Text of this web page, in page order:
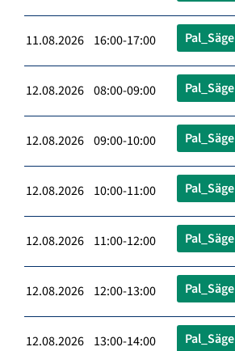
11.08.2026 16:00-17:00 Pal_Säge
12.08.2026 08:00-09:00 Pal_Säge
12.08.2026 09:00-10:00 Pal_Säge
12.08.2026 10:00-11:00 Pal_Säge
12.08.2026 11:00-12:00 Pal_Säge
12.08.2026 12:00-13:00 Pal_Säge
12.08.2026 13:00-14:00 Pal_Säge